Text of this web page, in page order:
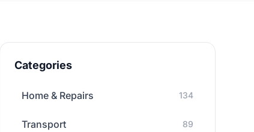
Categories
Home & Repairs 134
Transport 89